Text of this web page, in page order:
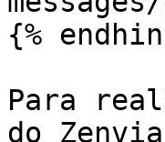
{%
Para
do